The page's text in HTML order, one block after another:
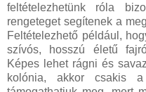
feltételezhetünk róla
rengeteget segítenek a
Feltételezhető például,
szívós, hosszú életű
Képes lehet rágni és
kolónia, akkor csakis